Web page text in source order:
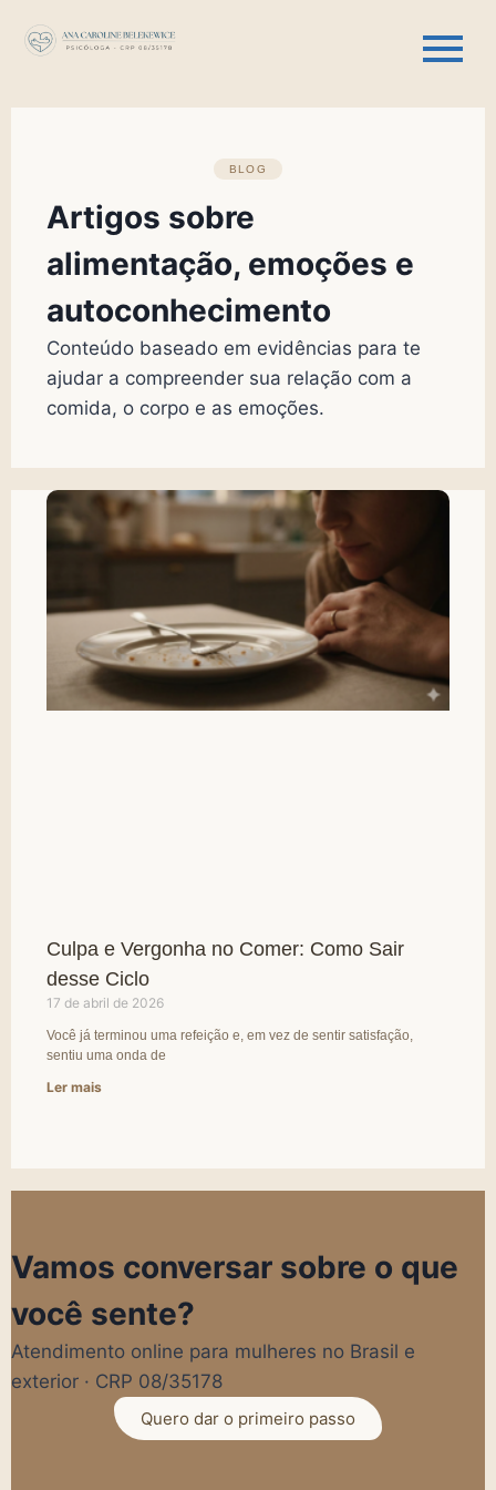
BLOG
Artigos sobre
alimentação, emoções e
autoconhecimento
Conteúdo baseado em evidências para te
ajudar a compreender sua relação com a
comida, o corpo e as emoções.
Culpa e Vergonha no Comer: Como Sair
desse Ciclo
17 de abril de 2026
Você já terminou uma refeição e, em vez de sentir satisfação,
sentiu uma onda de
Ler mais
Vamos conversar sobre o que
você sente?
Atendimento online para mulheres no Brasil e
exterior · CRP 08/35178
Quero dar o primeiro passo